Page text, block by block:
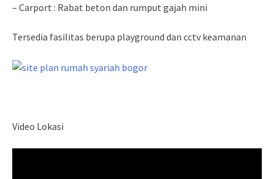
– Carport : Rabat beton dan rumput gajah mini
Tersedia fasilitas berupa playground dan cctv keamanan
Video Lokasi